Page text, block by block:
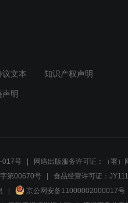
议文本 知识产权声明
声明
017号 网络出版服务许可证：（署）
第00670号 食品经营许可证：
京公网安备11000002000017号